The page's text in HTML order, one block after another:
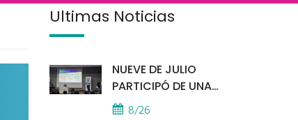
Últimas Noticias
NUEVE DE JULIO
PARTICIPÓ DE UNA
IMPORTANTE
8/26